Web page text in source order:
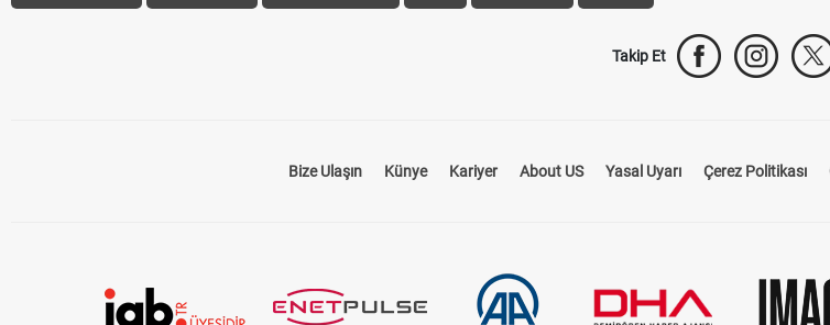
Takip Et
Bize Ulaşın Künye Kariyer About US Yasal Uyarı Çerez Politikası